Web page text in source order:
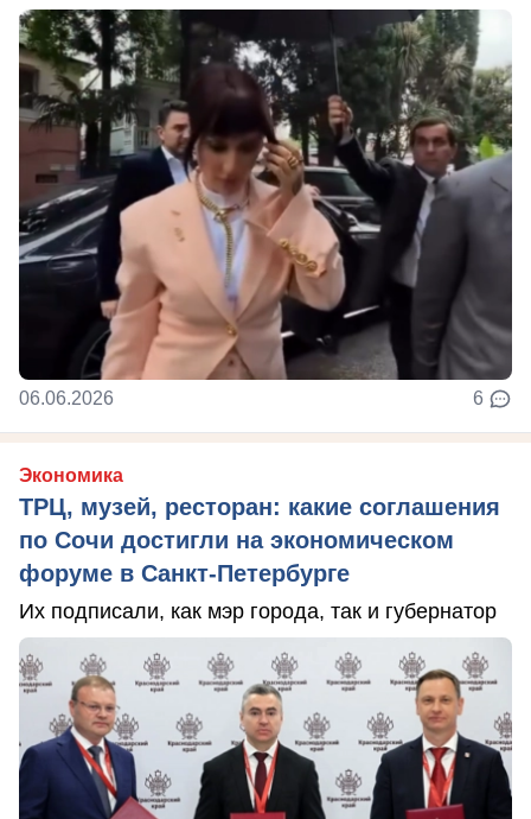
06.06.2026 6
Экономика
ТРЦ, музей, ресторан: какие соглашения
по Сочи достигли на экономическом
форуме в Санкт-Петербурге
Их подписали, как мэр города, так и губернатор